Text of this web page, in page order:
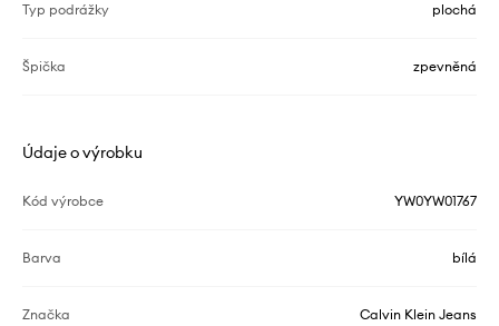
Typ podrážky plochá
Špička zpevněná
Údaje o výrobku
Kód výrobce YW0YW01767
Barva bílá
Značka Calvin Klein Jeans